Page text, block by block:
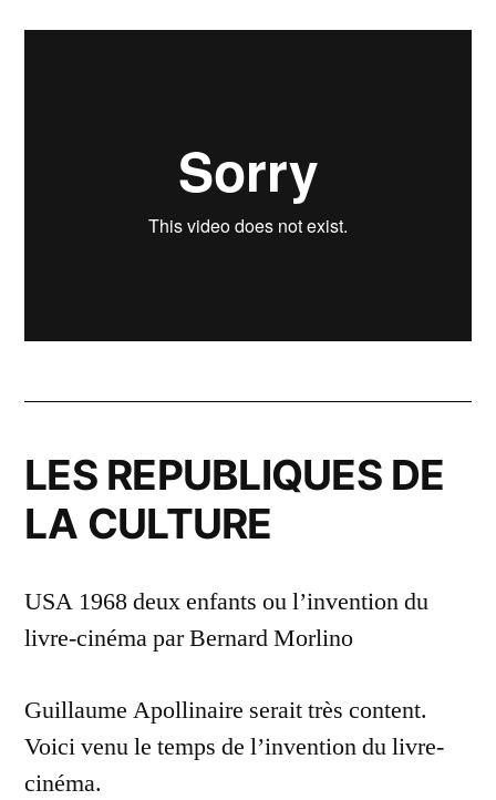
LES REPUBLIQUES DE
LA CULTURE
USA 1968 deux enfants ou l’invention du
livre-cinéma par Bernard Morlino
Guillaume Apollinaire serait très content.
Voici venu le temps de l’invention du livre-
cinéma.